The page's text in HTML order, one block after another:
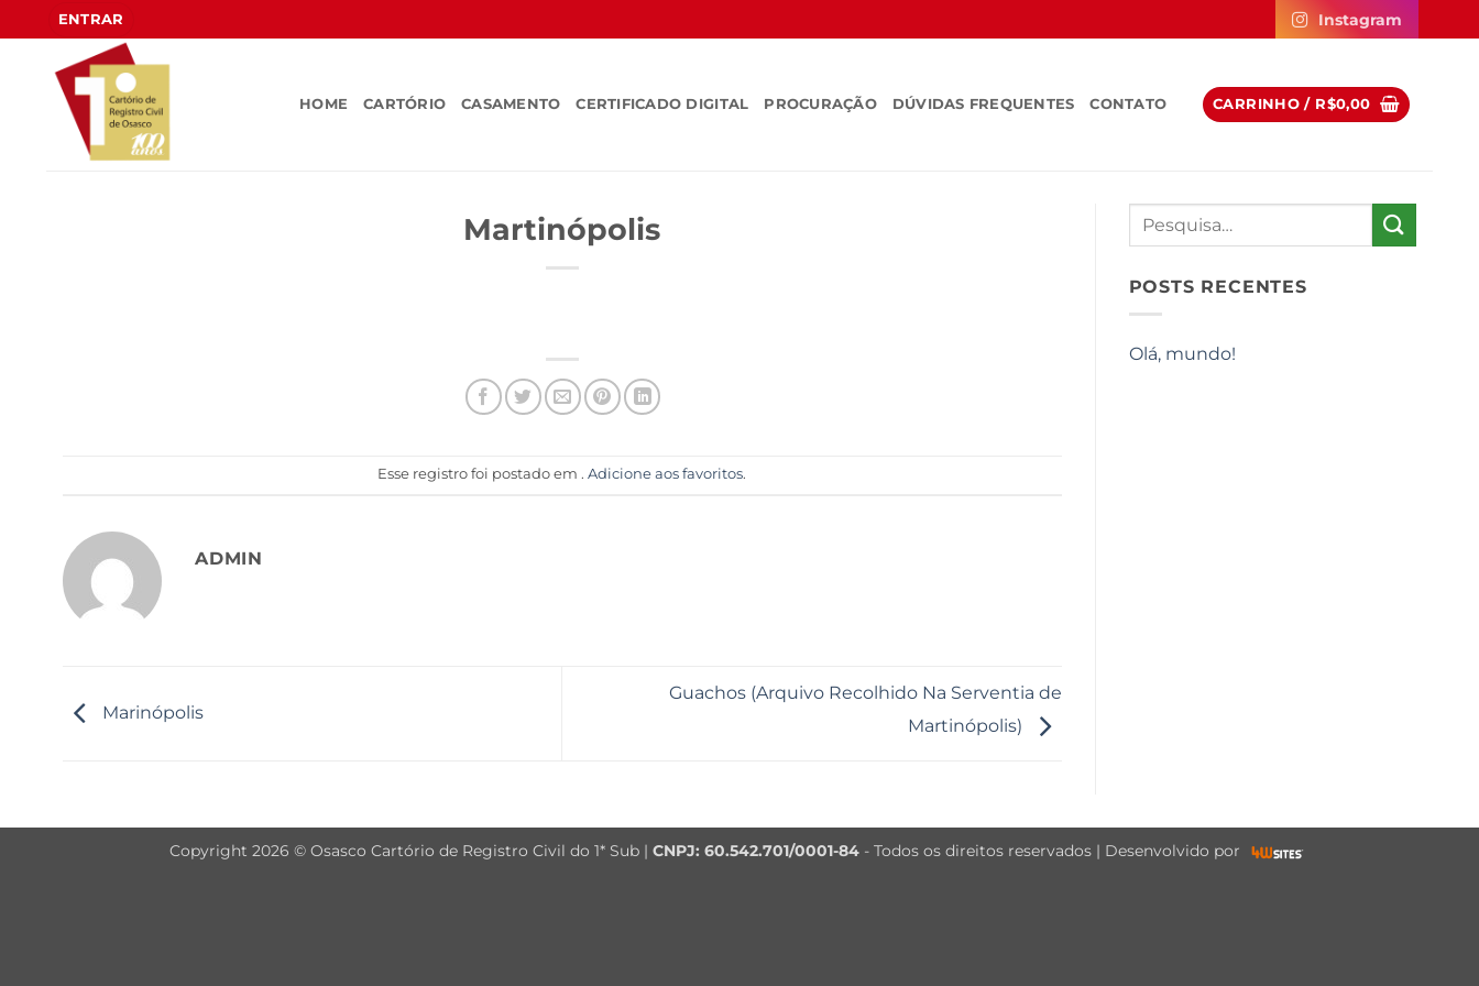
to
content
ENTRAR Instagram
HOME CARTÓRIO CASAMENTO CERTIFICADO DIGITAL PROCURAÇÃO DÚVIDAS FREQUENTES CONTATO CARRINHO / R$0,00
Martinópolis
Esse registro foi postado em .Adicione aos favoritos.
ADMIN
Marinópolis
Guachos (Arquivo Recolhido Na Serventia de
Martinópolis)
POSTS RECENTES
Olá, mundo!
Copyright 2026 © Osasco Cartório de Registro Civil do 1* Sub | CNPJ: 60.542.701/0001-84- Todos os direitos reservados | Desenvolvido por